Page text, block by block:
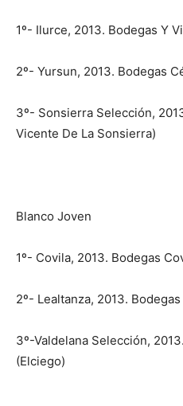
1º- Ilurce, 2013. Bodegas Y
2º- Yursun, 2013. Bodegas
3º- Sonsierra Selección,
Vicente De La Sonsierra)
Blanco Joven
1º- Covila, 2013. Bodegas
2º- Lealtanza, 2013.
3º-Valdelana Selección,
(Elciego)